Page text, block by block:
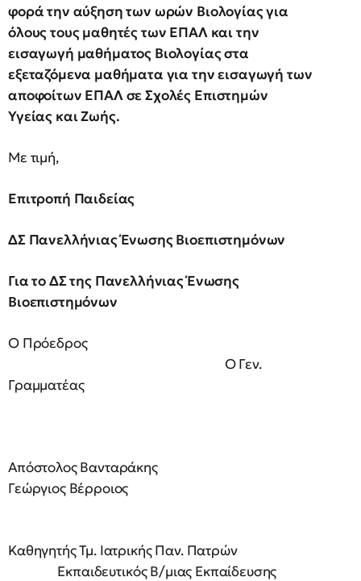
φορά την αύξηση των ωρών Βιολογίας για
όλους τους μαθητές των ΕΠΑΛ και την
εισαγωγή μαθήματος Βιολογίας στα
εξεταζόμενα μαθήματα για την εισαγωγή των
αποφοίτων ΕΠΑΛ σε Σχολές Επιστημών
Υγείας και Ζωής.
Με τιμή,
Επιτροπή Παιδείας
ΔΣ Πανελλήνιας Ένωσης Βιοεπιστημόνων
Για το ΔΣ της ΠανελλήνιαςΈνωσης
Βιοεπιστημόνων
Ο Πρόεδρος
Ο Γεν.
Γραμματέας
Απόστολος Βανταράκης
Γεώργιος Βέρροιος
Καθηγητής Τμ. Ιατρικής Παν. Πατρών
Εκπαιδευτικός Β/μιας Εκπαίδευσης